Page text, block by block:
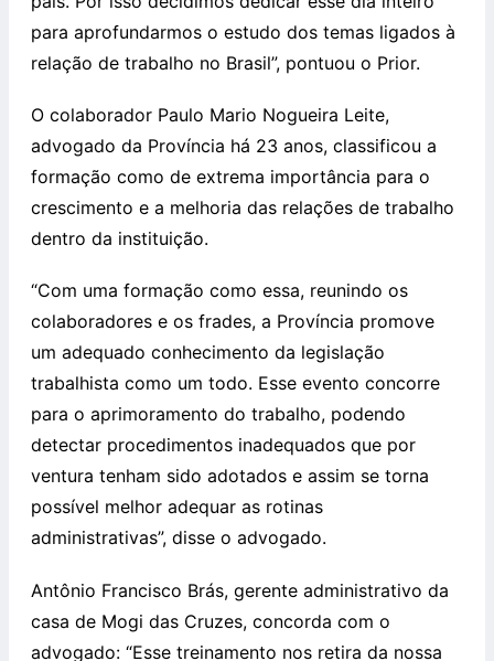
para aprofundarmos o estudo dos temas ligados à
relação de trabalho no Brasil”, pontuou o Prior.
O colaborador Paulo Mario Nogueira Leite,
advogado da Província há 23 anos, classificou a
formação como de extrema importância para o
crescimento e a melhoria das relações de trabalho
dentro da instituição.
“Com uma formação como essa, reunindo os
colaboradores e os frades, a Província promove
um adequado conhecimento da legislação
trabalhista como um todo. Esse evento concorre
para o aprimoramento do trabalho, podendo
detectar procedimentos inadequados que por
ventura tenham sido adotados e assim se torna
possível melhor adequar as rotinas
administrativas”, disse o advogado.
Antônio Francisco Brás, gerente administrativo da
casa de Mogi das Cruzes, concorda com o
advogado: “Esse treinamento nos retira da nossa